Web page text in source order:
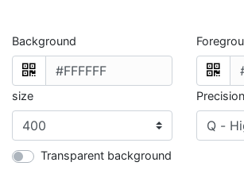
Background
size Precision
Transparent background